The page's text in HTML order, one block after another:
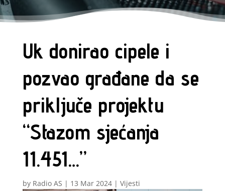
Uk donirao cipele i
pozvao građane da se
priključe projektu
“Stazom sjećanja
11.451…”
by Radio AS | 13 Mar 2024| Vijesti